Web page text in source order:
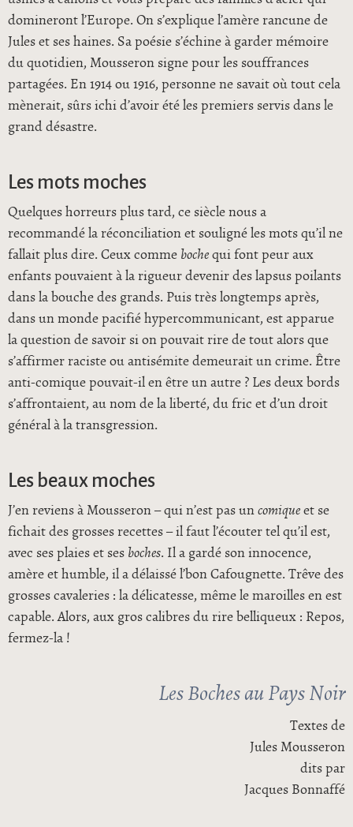
domineront l’Europe. On s’explique l’amère rancune de
Jules et ses haines. Sa poésie s’échine à garder mémoire
du quotidien, Mousseron signe pour les souffrances
partagées. En 1914 ou 1916, personne ne savait où tout cela
mènerait, sûrs ichi d’avoir été les premiers servis dans le
grand désastre.
Les mots moches
Quelques horreurs plus tard, ce siècle nous a
recommandé la réconciliation et souligné les mots qu’il ne
fallait plus dire. Ceux comme boche qui font peur aux
enfants pouvaient à la rigueur devenir des lapsus poilants
dans la bouche des grands. Puis très longtemps après,
dans un monde pacifié hypercommunicant, est apparue
la question de savoir si on pouvait rire de tout alors que
s’affirmer raciste ou antisémite demeurait un crime. Être
anti-comique pouvait-il en être un autre ? Les deux bords
s’affrontaient, au nom de la liberté, du fric et d’un droit
général à la transgression.
Les beaux moches
J’en reviens à Mousseron – qui n’est pas un comique et se
fichait des grosses recettes – il faut l’écouter tel qu’il est,
avec ses plaies et ses boches. Il a gardé son innocence,
amère et humble, il a délaissé l’bon Cafougnette. Trêve des
grosses cavaleries : la délicatesse, même le maroilles en est
capable. Alors, aux gros calibres du rire belliqueux : Repos,
fermez-la !
Les Boches au Pays Noir
Textes de
Jules Mousseron
dits par
Jacques Bonnaffé